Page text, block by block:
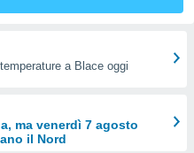
a Blace oggi
ma venerdì 7 agosto
il Nord